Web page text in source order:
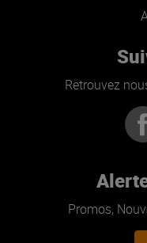
Retrouvez
Promos,